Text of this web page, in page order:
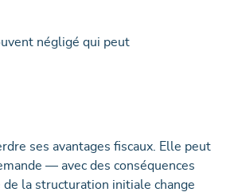
négligé qui peut
ses avantages fiscaux. Elle peut
— avec des conséquences
la structuration initiale change